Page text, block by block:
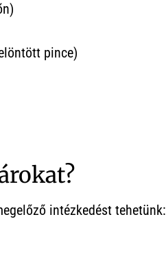
pince)
intézkedést tehetünk: